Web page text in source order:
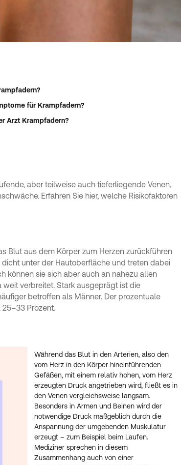
für Krampfadern?
Arzt Krampfadern?
aber teilweise auch tieferliegende Venen,
Erfahren Sie hier, welche Risikofaktoren
Blut aus dem Körper zum Herzen zurückführen
unter der Hautoberfläche und treten dabei
können sie sich aber auch an nahezu allen
verbreitet. Stark ausgeprägt ist die
betroffen als Männer. Der prozentuale
Prozent.
Während das Blut in den Arterien, also den
vom Herz in den Körper hineinführenden
Gefäßen, mit einem relativ hohen, vom Herz
erzeugten Druck angetrieben wird, fließt es in
den Venen vergleichsweise langsam.
Besonders in Armen und Beinen wird der
notwendige Druck maßgeblich durch die
Anspannung der umgebenden Muskulatur
erzeugt – zum Beispiel beim Laufen.
Mediziner sprechen in diesem
Zusammenhang auch von einer